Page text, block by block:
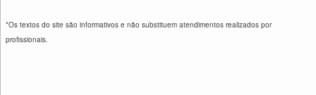
*Os textos do site são informativos e não substituem atendimentos realizados por
profissionais.